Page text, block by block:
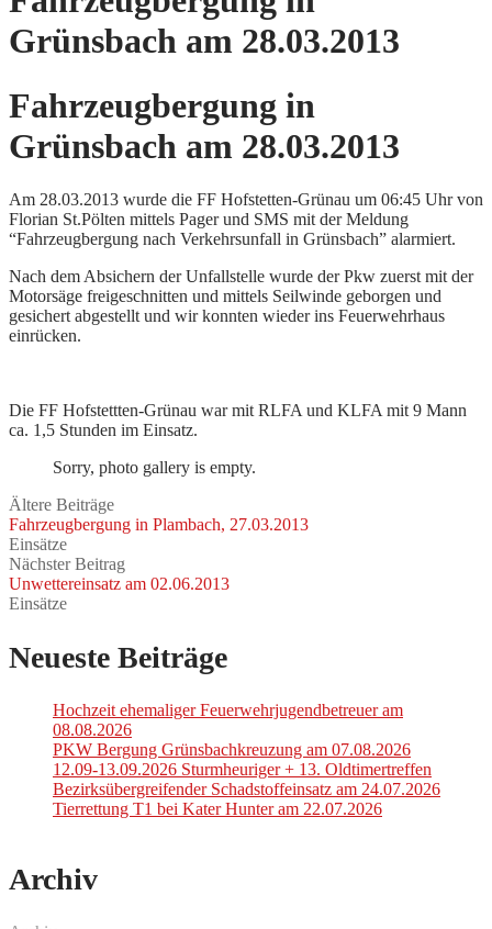
Grünsbach am 28.03.2013
Fahrzeugbergung in
Grünsbach am 28.03.2013
Am 28.03.2013 wurde die FF Hofstetten-Grünau um 06:45 Uhr von
Florian St.Pölten mittels Pager und SMS mit der Meldung
“Fahrzeugbergung nach Verkehrsunfall in Grünsbach” alarmiert.
Nach dem Absichern der Unfallstelle wurde der Pkw zuerst mit der
Motorsäge freigeschnitten und mittels Seilwinde geborgen und
gesichert abgestellt und wir konnten wieder ins Feuerwehrhaus
einrücken.
Die FF Hofstettten-Grünau war mit RLFA und KLFA mit 9 Mann
ca. 1,5 Stunden im Einsatz.
Sorry, photo gallery is empty.
Ältere Beiträge
Fahrzeugbergung in Plambach, 27.03.2013
Einsätze
Nächster Beitrag
Unwettereinsatz am 02.06.2013
Einsätze
Neueste Beiträge
Hochzeit ehemaliger Feuerwehrjugendbetreuer am
08.08.2026
PKW Bergung Grünsbachkreuzung am 07.08.2026
12.09-13.09.2026 Sturmheuriger + 13. Oldtimertreffen
Bezirksübergreifender Schadstoffeinsatz am 24.07.2026
Tierrettung T1 bei Kater Hunter am 22.07.2026
Archiv